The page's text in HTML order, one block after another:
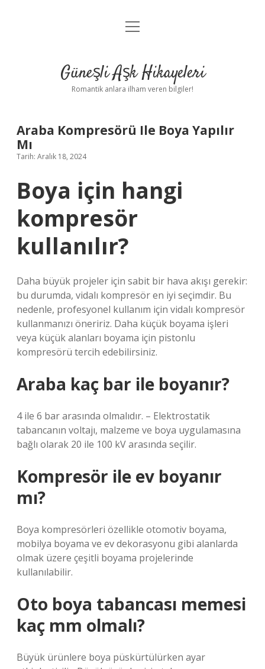
Anasayfa
Yasal Uyarı
menüyü
Güneşli Aşk Hikayeleri
Romantik anlara ilham veren bilgiler!
Araba Kompresörü Ile Boya Yapılır
Mı
Tarih: Aralık 18, 2024
Boya için hangi
kompresör
kullanılır?
Daha büyük projeler için sabit bir hava akışı gerekir:
bu durumda, vidalı kompresör en iyi seçimdir. Bu
nedenle, profesyonel kullanım için vidalı kompresör
kullanmanızı öneririz. Daha küçük boyama işleri
veya küçük alanları boyama için pistonlu
kompresörü tercih edebilirsiniz.
Araba kaç bar ile boyanır?
4 ile 6 bar arasında olmalıdır. – Elektrostatik
tabancanın voltajı, malzeme ve boya uygulamasına
bağlı olarak 20 ile 100 kV arasında seçilir.
Kompresör ile ev boyanır
mı?
Boya kompresörleri özellikle otomotiv boyama,
mobilya boyama ve ev dekorasyonu gibi alanlarda
olmak üzere çeşitli boyama projelerinde
kullanılabilir.
Oto boya tabancası memesi
kaç mm olmalı?
Büyük ürünlere boya püskürtülürken ayar